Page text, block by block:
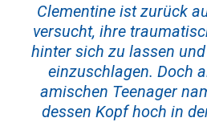
Clementine ist zurück
versucht, ihre
hinter sich zu lassen
einzuschlagen. Doch
amischen Teenager
dessen Kopf hoch in